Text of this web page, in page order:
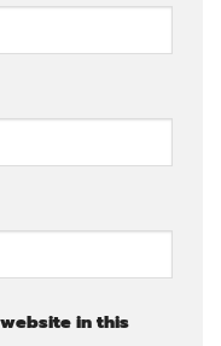
in this